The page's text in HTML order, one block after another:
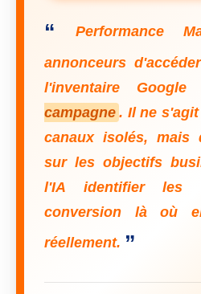
“ Performance
annonceurs
l'inventaire Google
campagne . Il ne
canaux isolés, mais
sur les objectifs
l'IA identifier les
conversion là où
réellement. ”